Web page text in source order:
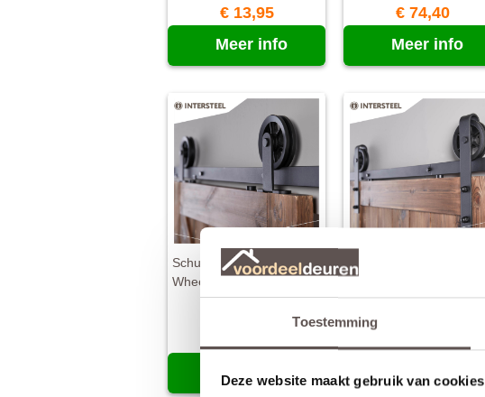
Toestemming
Deze website maakt gebruik van cookies
€ 13,95
Meer info
€ 74,40
Meer info
Schuifdeursysteem
Wheel Top mat zwart
Meer info
Schuifdeursysteem
Wheel mat zwart
Meer info